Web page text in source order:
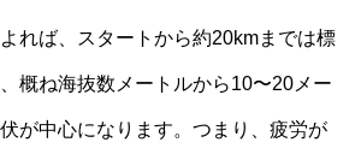
れば、スタートから約20kmまでは標
概ね海抜数メートルから10〜20メー
が中心になります。つまり、疲労が